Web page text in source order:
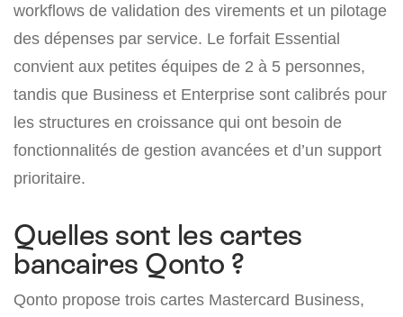
workflows de validation des virements et un pilotage
des dépenses par service. Le forfait Essential
convient aux petites équipes de 2 à 5 personnes,
tandis que Business et Enterprise sont calibrés pour
les structures en croissance qui ont besoin de
fonctionnalités de gestion avancées et d’un support
prioritaire.
Quelles sont les cartes
bancaires Qonto ?
Qonto propose trois cartes Mastercard Business,